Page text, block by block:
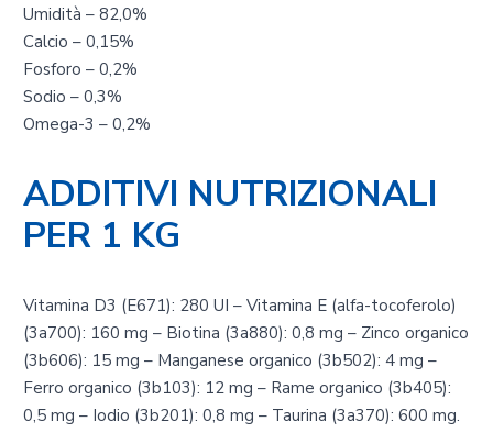
Umidità – 82,0%
Calcio – 0,15%
Fosforo – 0,2%
Sodio – 0,3%
Omega-3 – 0,2%
ADDITIVI NUTRIZIONALI
PER 1 KG
Vitamina D3 (E671): 280 UI – Vitamina E (alfa-tocoferolo)
(3a700): 160 mg – Biotina (3a880): 0,8 mg – Zinco organico
(3b606): 15 mg – Manganese organico (3b502): 4 mg –
Ferro organico (3b103): 12 mg – Rame organico (3b405):
0,5 mg – Iodio (3b201): 0,8 mg – Taurina (3a370): 600 mg.